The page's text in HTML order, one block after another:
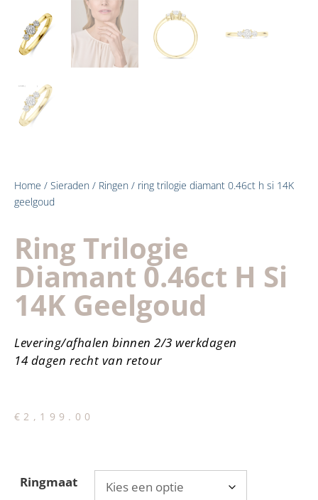
Home / Sieraden / Ringen / ring trilogie diamant 0.46ct h si 14K
geelgoud
Ring Trilogie
Diamant 0.46ct H Si
14K Geelgoud
Levering/afhalen binnen 2/3 werkdagen
14 dagen recht van retour
€ 2,199.00
Ringmaat